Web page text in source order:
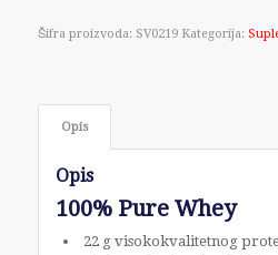
Šifra proizvoda: SV0219 Kategorija:
Opis
Opis
100% Pure Whey
22 g visokokvalitetnog